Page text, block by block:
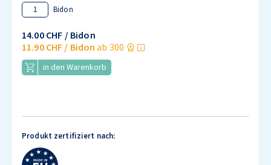
Bidon
14.00 CHF/ Bidon
11.90 CHF/ Bidonab 300
in den Warenkorb
Produkt zertifiziert nach: